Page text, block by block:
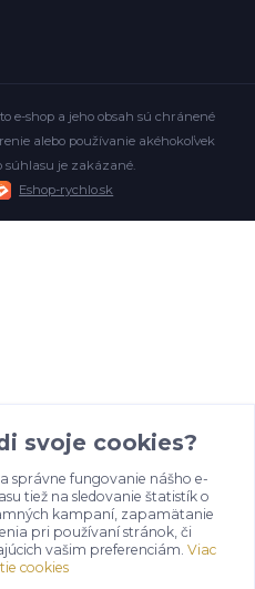
e-shop a jeho obsah sú chránené
alebo používanie akéhokoľvek
je zakázané.
Eshop-rychlo.sk
svoje cookies?
správne fungovanie nášho e-
tiež na sledovanie štatistík o
kampaní, zapamätanie
pri používaní stránok, či
vašim preferenciám. Viac
cookies